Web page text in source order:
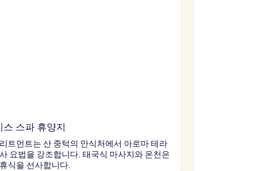
스 스파 휴양지
트먼트는 산 중턱의 안식처에서 아로마 테라
요법을 강조합니다. 태국식 마사지와 온천은
식을 선사합니다.